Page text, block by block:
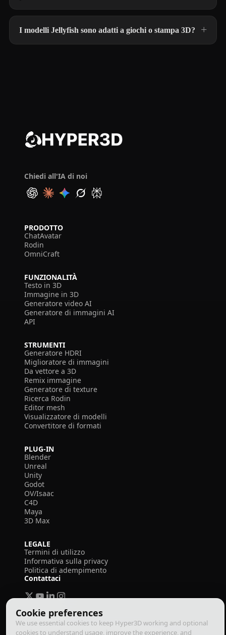
Cookie preferences
We use essential cookies to keep Hyper3D working and optional
cookies to understand usage, improve the experience, and
I modelli Jellyfish sono adatti a giochi o stampa 3D?
Chiedi all'IA di noi
PRODOTTO
ChatAvatar
Rodin
OmniCraft
FUNZIONALITÀ
Testo in 3D
Immagine in 3D
Generatore video AI
Generatore di immagini AI
API
STRUMENTI
Generatore HDRI
Miglioratore di immagini
Da vettore a 3D
Remix immagine
Generatore di texture
Ricerca Rodin
Editor mesh
Visualizzatore di modelli
Convertitore di formati
PLUG-IN
Blender
Unreal
Unity
Godot
OV/Isaac
C4D
Maya
3D Max
LEGALE
Termini di utilizzo
Informativa sulla privacy
Politica di adempimento
Contattaci